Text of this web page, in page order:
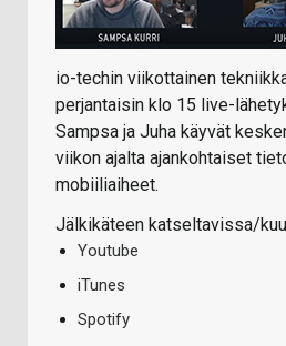
io-techin viikottainen
perjantaisin klo 15 live-
Sampsa ja Juha käyvät
viikon ajalta ajankohtaiset
mobiiliaiheet.
Jälkikäteen katseltavissa/
Youtube
iTunes
Spotify